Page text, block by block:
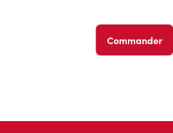
Commander